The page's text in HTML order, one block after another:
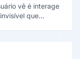
vê é interage
que